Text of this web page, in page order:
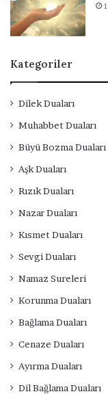
Kategoriler
Dilek Duaları
Muhabbet Duaları
Büyü Bozma Duaları
Aşk Duaları
Rızık Duaları
Nazar Duaları
Kısmet Duaları
Sevgi Duaları
Namaz Sureleri
Korunma Duaları
Bağlama Duaları
Cenaze Duaları
Ayırma Duaları
Dil Bağlama Duaları